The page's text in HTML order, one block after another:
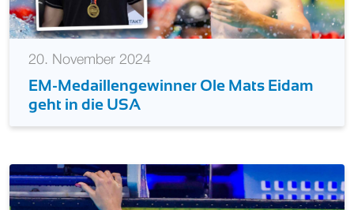
20. November 2024
EM-Medaillengewinner Ole Mats Eidam
geht in die USA